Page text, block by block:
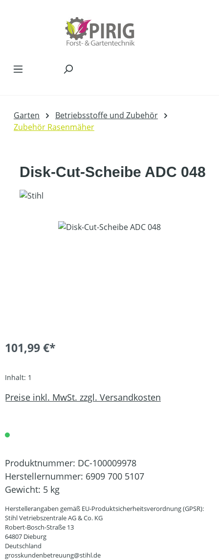
Garten
Betriebsstoffe und Zubehör
Zubehör Rasenmäher
Disk-Cut-Scheibe ADC 048
Bildergalerie überspringen
101,99 €*
Inhalt: 1
Preise inkl. MwSt. zzgl. Versandkosten
Produktnummer: DC-100009978
Herstellernummer: 6909 700 5107
Gewicht: 5 kg
Herstellerangaben gemäß EU-Produktsicherheitsverordnung (GPSR):
Stihl Vetriebszentrale AG & Co. KG
Robert-Bosch-Straße 13
64807 Dieburg
Deutschland
grosskundenbetreuung@stihl.de